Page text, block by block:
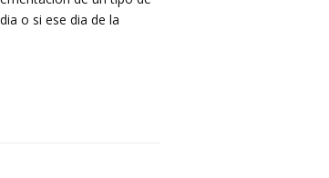
o si ese dia de la